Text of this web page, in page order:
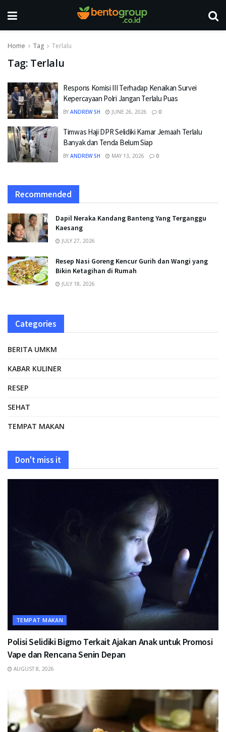
Home Tag Terlalu
Tag: Terlalu
Respons Komisi III Terhadap Kenaikan Survei
Kepercayaan Polri Jangan Terlalu Puas
BY ANDREW SH JUNE 26, 2026 0
Timwas Haji DPR Selidiki Kamar Jemaah Terlalu
Banyak dan Tenda Belum Siap
BY ANDREW SH MAY 13, 2026 0
Recommended
Dapil Neraka Kandang Banteng Yang Terganggu
Kaesang
JULY 27, 2026
Resep Nasi Goreng Kencur Gurih dan Wangi yang
Bikin Ketagihan di Rumah
JULY 18, 2026
Categories
BERITA UMKM
KABAR KULINER
RESEP
SEHAT
TEMPAT MAKAN
Don't miss it
TEMPAT MAKAN
Polisi Selidiki Bigmo Terkait Ajakan Anak untuk Promosi
Vape dan Rencana Senin Depan
AUGUST 8, 2026